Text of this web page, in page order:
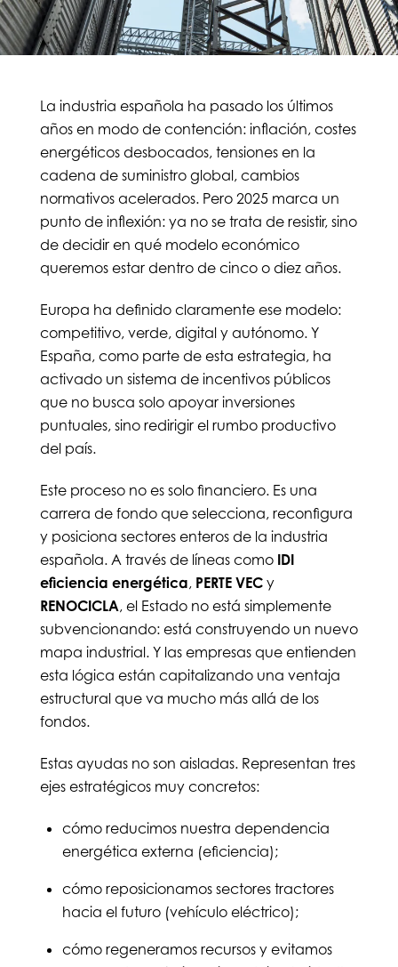
La industria española ha pasado los últimos
años en modo de contención: inflación, costes
energéticos desbocados, tensiones en la
cadena de suministro global, cambios
normativos acelerados. Pero 2025 marca un
punto de inflexión: ya no se trata de resistir, sino
de decidir en qué modelo económico
queremos estar dentro de cinco o diez años.
Europa ha definido claramente ese modelo:
competitivo, verde, digital y autónomo. Y
España, como parte de esta estrategia, ha
activado un sistema de incentivos públicos
que no busca solo apoyar inversiones
puntuales, sino redirigir el rumbo productivo
del país.
Este proceso no es solo financiero. Es una
carrera de fondo que selecciona, reconfigura
y posiciona sectores enteros de la industria
española. A través de líneas como IDI
eficiencia energética, PERTE VECy
RENOCICLA, el Estado no está simplemente
subvencionando: está construyendo un nuevo
mapa industrial. Y las empresas que entienden
esta lógica están capitalizando una ventaja
estructural que va mucho más allá de los
fondos.
Estas ayudas no son aisladas. Representan tres
ejes estratégicos muy concretos:
cómo reducimos nuestra dependencia
energética externa (eficiencia);
cómo reposicionamos sectores tractores
hacia el futuro (vehículo eléctrico);
cómo regeneramos recursos y evitamos